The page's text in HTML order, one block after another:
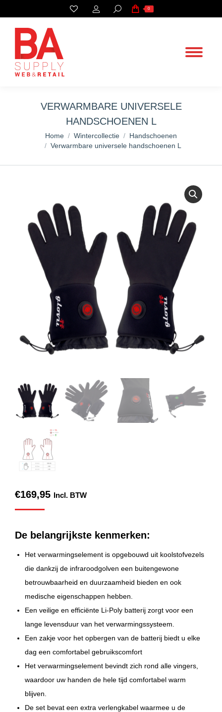
Search: 0
VERWARMBARE UNIVERSELE
HANDSCHOENEN L
You are here:
Home Wintercollectie
Handschoenen
Verwarmbare universele handschoenen L
€169,95 Incl. BTW
De belangrijkste kenmerken:
Het verwarmingselement is opgebouwd uit koolstofvezels
die dankzij de infraroodgolven een buitengewone
betrouwbaarheid en duurzaamheid bieden en ook
medische eigenschappen hebben.
Een veilige en efficiënte Li-Poly batterij zorgt voor een
lange levensduur van het verwarmingssysteem.
Een zakje voor het opbergen van de batterij biedt u elke
dag een comfortabel gebruikscomfort
Het verwarmingselement bevindt zich rond alle vingers,
waardoor uw handen de hele tijd comfortabel warm
blijven.
De set bevat een extra verlengkabel waarmee u de